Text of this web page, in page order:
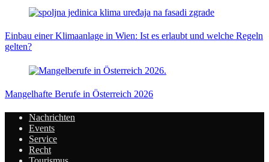
Einbau einer Klimaanlage in Wien: Ist es erlaubt und welche Regeln
gelten?
Mangelhafte Berufe in Österreich 2026
Nachrichten
Events
Service
Recht